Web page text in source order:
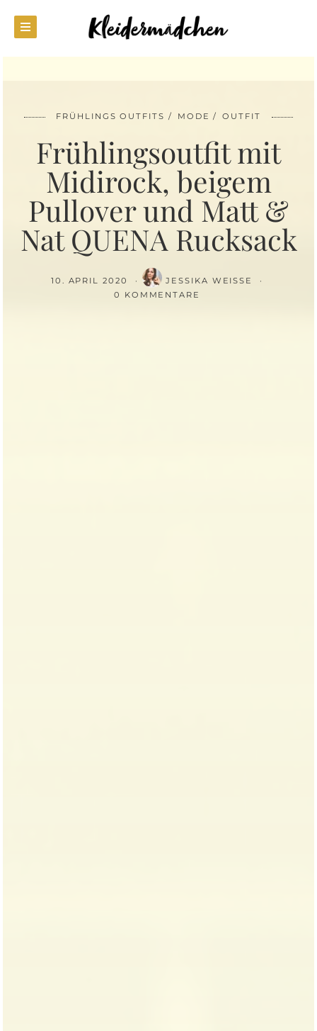
FRÜHLINGS OUTFITS MODE OUTFIT
Frühlingsoutfit mit
Midirock, beigem
Pullover und Matt &
Nat QUENA Rucksack
10. APRIL 2020
JESSIKA WEISSE
0 KOMMENTARE